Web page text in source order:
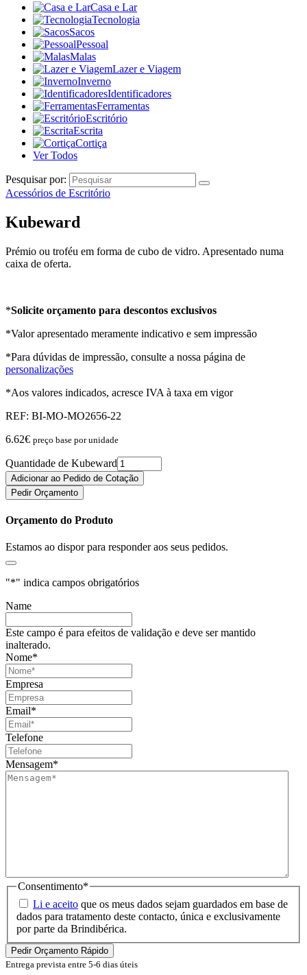
Casa e Lar
Tecnologia
Sacos
Pessoal
Malas
Lazer e Viagem
Inverno
Identificadores
Ferramentas
Escritório
Escrita
Cortiça
Ver Todos
Pesquisar por:
Acessórios de Escritório
Kubeward
Prémio ou troféu em forma de cubo de vidro. Apresentado numa
caixa de oferta.
*Solicite orçamento para descontos exclusivos
*Valor apresentado meramente indicativo e sem impressão
*Para dúvidas de impressão, consulte a nossa página de
personalizações
*Aos valores indicados, acresce IVA à taxa em vigor
REF: BI-MO-MO2656-22
6.62€ preço base por unidade
Quantidade de Kubeward
Adicionar ao Pedido de Cotação
Pedir Orçamento
Orçamento do Produto
Estamos ao dispor para responder aos seus pedidos.
"*" indica campos obrigatórios
Name
Este campo é para efeitos de validação e deve ser mantido
inalterado.
Nome*
Empresa
Email*
Telefone
Mensagem*
Consentimento*
Li e aceito que os meus dados sejam guardados em base de
dados para tratamento deste contacto, única e exclusivamente
por parte da Brindibérica.
Entrega prevista entre 5-6 dias úteis